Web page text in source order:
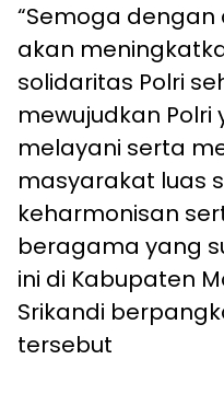
“Semoga
akan
solidaritas Polri
mewujudkan Polri
melayani serta
masyarakat luas
keharmonisan
beragama yang
ini di Kabupaten
Srikandi
tersebut